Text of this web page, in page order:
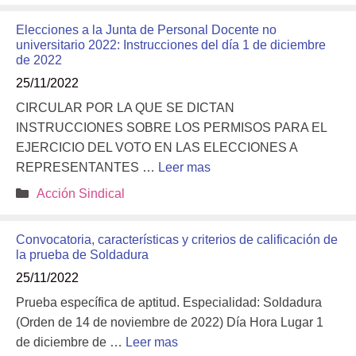
Elecciones a la Junta de Personal Docente no
universitario 2022: Instrucciones del día 1 de diciembre
de 2022
25/11/2022
CIRCULAR POR LA QUE SE DICTAN
INSTRUCCIONES SOBRE LOS PERMISOS PARA EL
EJERCICIO DEL VOTO EN LAS ELECCIONES A
REPRESENTANTES … Leer mas
Categorías
Acción Sindical
Convocatoria, características y criterios de calificación de
la prueba de Soldadura
25/11/2022
Prueba específica de aptitud. Especialidad: Soldadura
(Orden de 14 de noviembre de 2022) Día Hora Lugar 1
de diciembre de … Leer mas